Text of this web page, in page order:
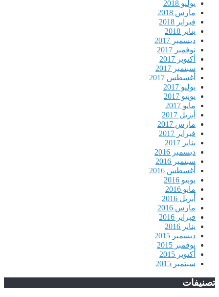
يوليو 2018
مارس 2018
فبراير 2018
يناير 2018
ديسمبر 2017
نوفمبر 2017
أكتوبر 2017
سبتمبر 2017
أغسطس 2017
يوليو 2017
يونيو 2017
مايو 2017
أبريل 2017
مارس 2017
فبراير 2017
يناير 2017
ديسمبر 2016
سبتمبر 2016
أغسطس 2016
يونيو 2016
مايو 2016
أبريل 2016
مارس 2016
فبراير 2016
يناير 2016
ديسمبر 2015
نوفمبر 2015
أكتوبر 2015
سبتمبر 2015